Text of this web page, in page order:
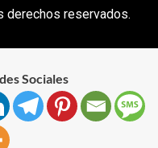
derechos reservados.
Sociales